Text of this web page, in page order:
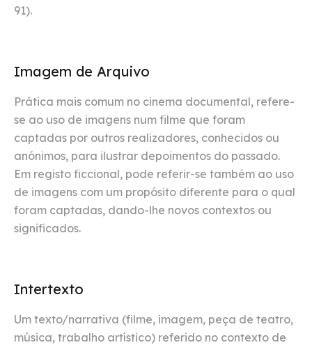
91).
Imagem de Arquivo
Prática mais comum no cinema documental, refere-
se ao uso de imagens num filme que foram
captadas por outros realizadores, conhecidos ou
anónimos, para ilustrar depoimentos do passado.
Em registo ficcional, pode referir-se também ao uso
de imagens com um propósito diferente para o qual
foram captadas, dando-lhe novos contextos ou
significados.
Intertexto
Um texto/narrativa (filme, imagem, peça de teatro,
música, trabalho artístico) referido no contexto de